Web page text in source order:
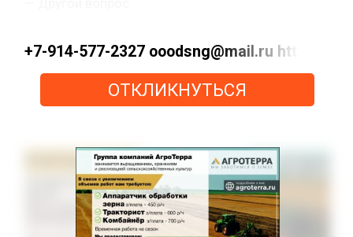
+7-914-577-2327 ooodsng@mail.ru https://
ОТКЛИКНУТЬСЯ